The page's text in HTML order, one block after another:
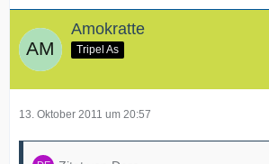
Amokratte
Tripel As
13. Oktober 2011 um 20:57